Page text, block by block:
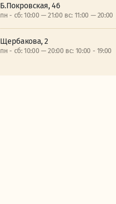
Б.Покровская, 46
пн - сб: 10:00 — 21:00 вс: 11:00 — 20:00
Щербакова, 2
пн - сб: 10:00 — 20:00 вс: 10:00 - 19:00